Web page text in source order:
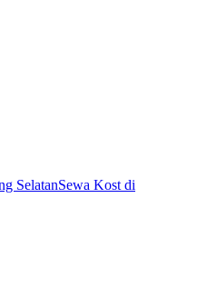
SelatanSewa Kost di